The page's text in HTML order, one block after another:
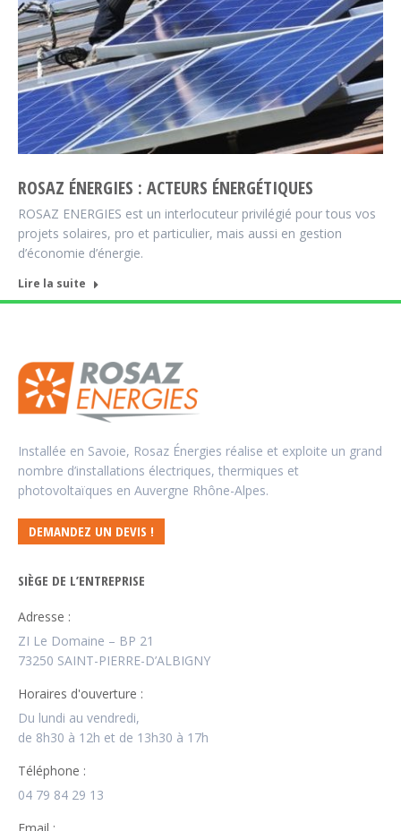
ROSAZ ÉNERGIES : ACTEURS ÉNERGÉTIQUES
ROSAZ ENERGIES est un interlocuteur privilégié pour tous vos
projets solaires, pro et particulier, mais aussi en gestion
d’économie d’énergie.
Lire la suite
Installée en Savoie, Rosaz Énergies réalise et exploite un grand
nombre d’installations électriques, thermiques et
photovoltaïques en Auvergne Rhône-Alpes.
DEMANDEZ UN DEVIS !
SIÈGE DE L’ENTREPRISE
Adresse :
ZI Le Domaine – BP 21
73250 SAINT-PIERRE-D’ALBIGNY
Horaires d'ouverture :
Du lundi au vendredi,
de 8h30 à 12h et de 13h30 à 17h
Téléphone :
04 79 84 29 13